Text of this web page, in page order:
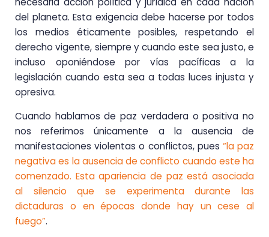
del planeta. Esta exigencia debe hacerse por todos
los medios éticamente posibles, respetando el
derecho vigente, siempre y cuando este sea justo, e
incluso oponiéndose por vías pacíficas a la
legislación cuando esta sea a todas luces injusta y
opresiva.
Cuando hablamos de paz verdadera o positiva no
nos referimos únicamente a la ausencia de
manifestaciones violentas o conflictos, pues “la paz
negativa es la ausencia de conflicto cuando este ha
comenzado. Esta apariencia de paz está asociada
al silencio que se experimenta durante las
dictaduras o en épocas donde hay un cese al
fuego”.